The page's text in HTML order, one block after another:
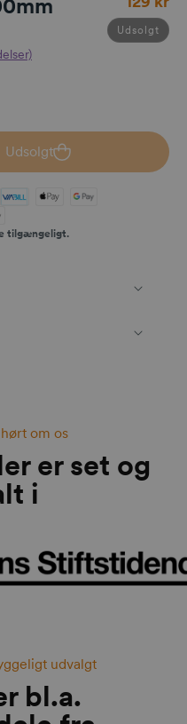
Udsolgt
Ø1.1 * 3000mm
Ø1.1 * 3000mm
Udsolgt
tilgængeligt.
om os
er set og
i
udvalgt
bl.a.